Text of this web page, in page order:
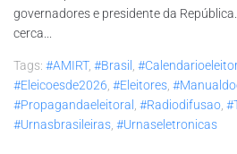
governadores e presidente da
cerca...
Tags: #AMIRT, #brasil
#eleicoesde2026 #eleitores
#propagandaeleitoral #radiodifusao
#urnasbrasileiras #urnaseletronicas